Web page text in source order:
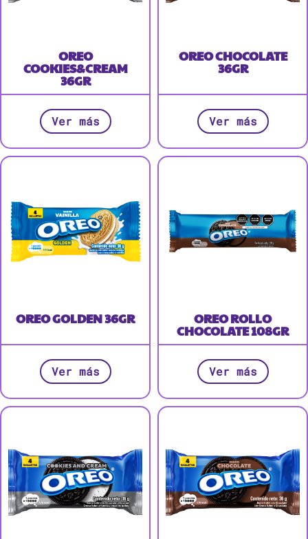
OREO
COOKIES&CREAM
36GR
Ver más
OREO CHOCOLATE
36GR
Ver más
OREO GOLDEN 36GR
Ver más
OREO ROLLO
CHOCOLATE 108GR
Ver más